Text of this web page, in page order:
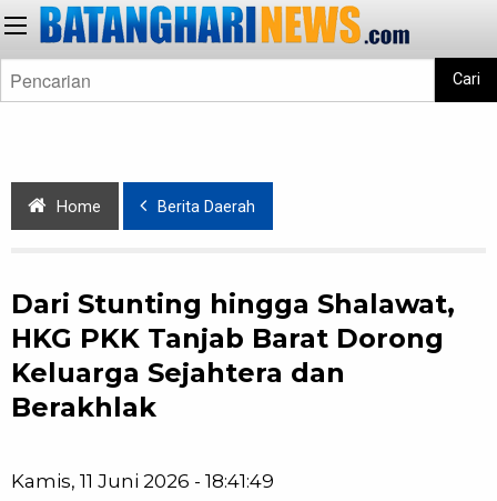
Cari
Home Berita Daerah
Dari Stunting hingga Shalawat,
HKG PKK Tanjab Barat Dorong
Keluarga Sejahtera dan
Berakhlak
Kamis, 11 Juni 2026 - 18:41:49